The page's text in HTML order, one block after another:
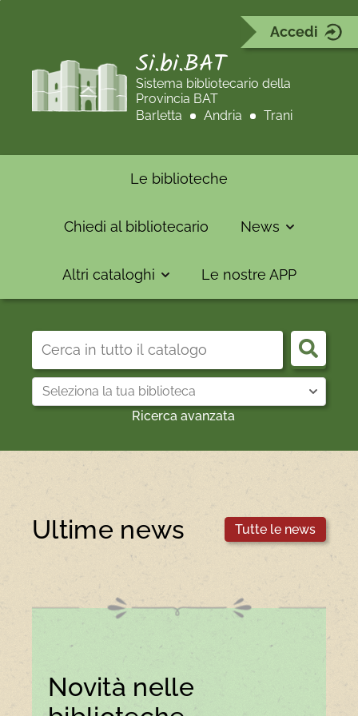
Accedi
Si.bi.BAT
Sistema bibliotecario della
Provincia BAT
Barletta
Andria Trani
Le biblioteche
Chiedi al bibliotecario News
Altri cataloghi Le nostre APP
Cerca su "Catalogo"
Cerca
Ricerca avanzata
Seleziona
Ultime news Tutte le news
Novità nelle